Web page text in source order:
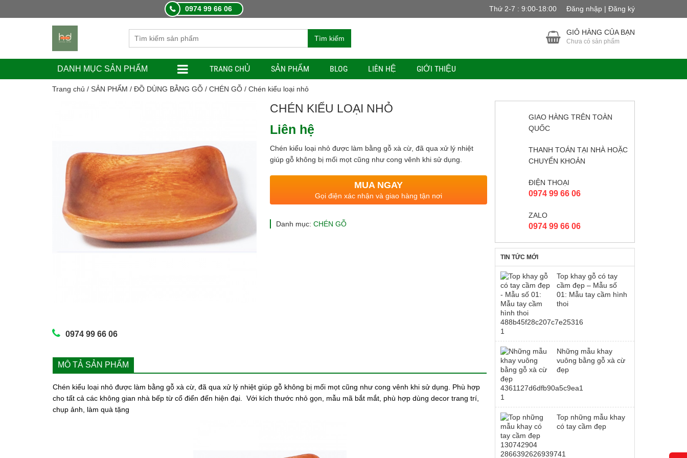
0974 99 66 06 Thứ 2-7 : 9:00-18:00 Đăng nhập | Đăng ký
Tìm kiếm
GIỎ HÀNG CỦA BẠN
Chưa có sản phẩm
DANH MỤC SẢN PHẨM TRANG CHỦ SẢN PHẨM BLOG LIÊN HỆ GIỚI THIỆU
Trang chủ / SẢN PHẨM / ĐỒ DÙNG BẰNG GỖ / CHÉN GỖ / Chén kiểu loại nhỏ
0974 99 66 06
CHÉN KIỂU LOẠI NHỎ
Liên hệ
Chén kiểu loại nhỏ được làm bằng gỗ xà cừ, đã qua xử lý nhiệt
giúp gỗ không bị mối mọt cũng như cong vênh khi sử dụng.
MUA NGAY
Gọi điện xác nhận và giao hàng tận nơi
Danh mục: CHÉN GỖ
MÔ TẢ SẢN PHẨM
Chén kiểu loại nhỏ được làm bằng gỗ xà cừ, đã qua xử lý nhiệt giúp gỗ không bị mối mọt cũng như cong vênh khi sử dụng. Phù hợp
cho tất cả các không gian nhà bếp từ cổ điển đến hiện đại. Với kích thước nhỏ gọn, mẫu mã bắt mắt, phù hợp dùng decor trang trí,
chụp ảnh, làm quà tặng
GIAO HÀNG TRÊN TOÀN
QUỐC
THANH TOÁN TẠI NHÀ HOẶC
CHUYỂN KHOẢN
ĐIỆN THOẠI
0974 99 66 06
ZALO
0974 99 66 06
TIN TỨC MỚI
Top khay gỗ có tay
cầm đẹp – Mẫu số
01: Mẫu tay cầm hình
thoi
Những mẫu khay
vuông bằng gỗ xà cừ
đẹp
Top những mẫu khay
có tay cầm đẹp